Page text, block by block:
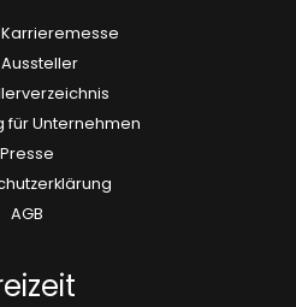
Karrieremesse
Aussteller
für Unternehmen
Presse
AGB